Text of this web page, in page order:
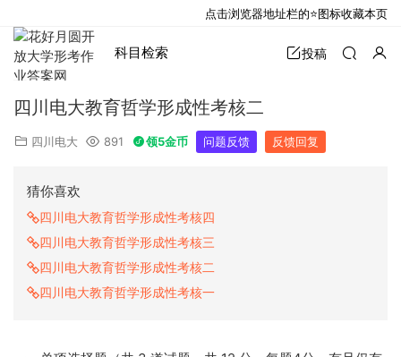
科目检索 投稿
四川电大教育哲学形成性考核二
四川电大 891 领5金币 问题反馈 反馈回复
猜你喜欢
四川电大教育哲学形成性考核四
四川电大教育哲学形成性考核三
四川电大教育哲学形成性考核二
四川电大教育哲学形成性考核一
点击浏览器地址栏的⭐图标收藏本页